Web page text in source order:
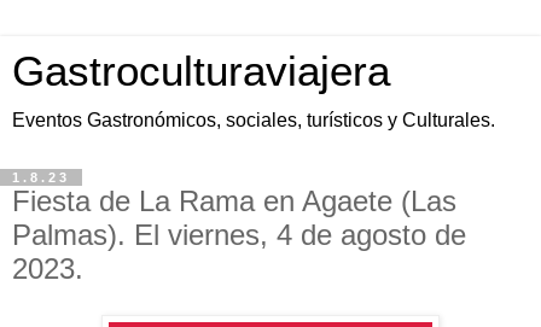
Gastroculturaviajera
Eventos Gastronómicos, sociales, turísticos y Culturales.
1.8.23
Fiesta de La Rama en Agaete (Las
Palmas). El viernes, 4 de agosto de
2023.